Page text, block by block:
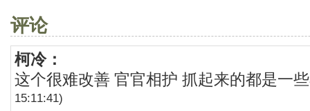
评论
柯冷：
这个很难改善 官官相护 抓起来的都是一
15:11:41)